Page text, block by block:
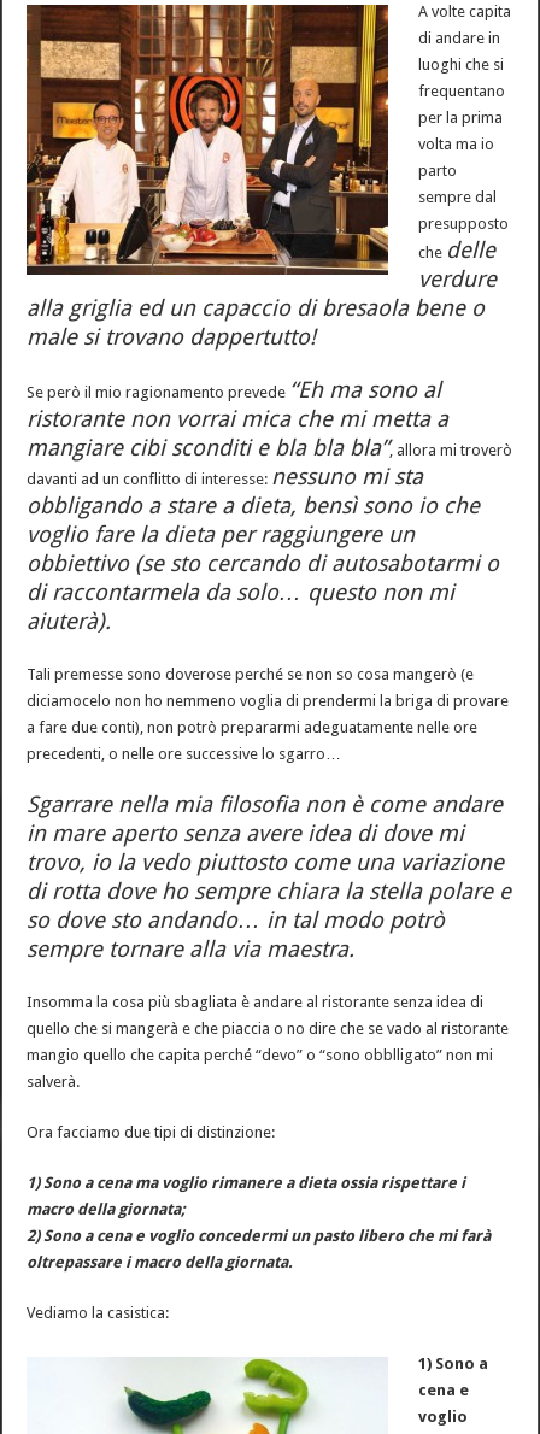
A volte capita
di andare in
luoghi che si
frequentano
per la prima
volta ma io
parto
sempre dal
presupposto
che delle
verdure
alla griglia ed un capaccio di bresaola bene o
male si trovano dappertutto!
Se però il mio ragionamento prevede “Eh ma sono al
ristorante non vorrai mica che mi metta a
mangiare cibi sconditi e bla bla bla”, allora mi troverò
davanti ad un conflitto di interesse: nessuno mi sta
obbligando a stare a dieta, bensì sono io che
voglio fare la dieta per raggiungere un
obbiettivo (se sto cercando di autosabotarmi o
di raccontarmela da solo… questo non mi
aiuterà).
Tali premesse sono doverose perché se non so cosa mangerò (e
diciamocelo non ho nemmeno voglia di prendermi la briga di provare
a fare due conti), non potrò prepararmi adeguatamente nelle ore
precedenti, o nelle ore successive lo sgarro…
Sgarrare nella mia filosofia non è come andare
in mare aperto senza avere idea di dove mi
trovo, io la vedo piuttosto come una variazione
di rotta dove ho sempre chiara la stella polare e
so dove sto andando… in tal modo potrò
sempre tornare alla via maestra.
Insomma la cosa più sbagliata è andare al ristorante senza idea di
quello che si mangerà e che piaccia o no dire che se vado al ristorante
mangio quello che capita perché “devo” o “sono obblligato” non mi
salverà.
Ora facciamo due tipi di distinzione:
1) Sono a cena ma voglio rimanere a dieta ossia rispettare i
macro della giornata;
2) Sono a cena e voglio concedermi un pasto libero che mi farà
oltrepassare i macro della giornata.
Vediamo la casistica:
1) Sono a
cena e
voglio